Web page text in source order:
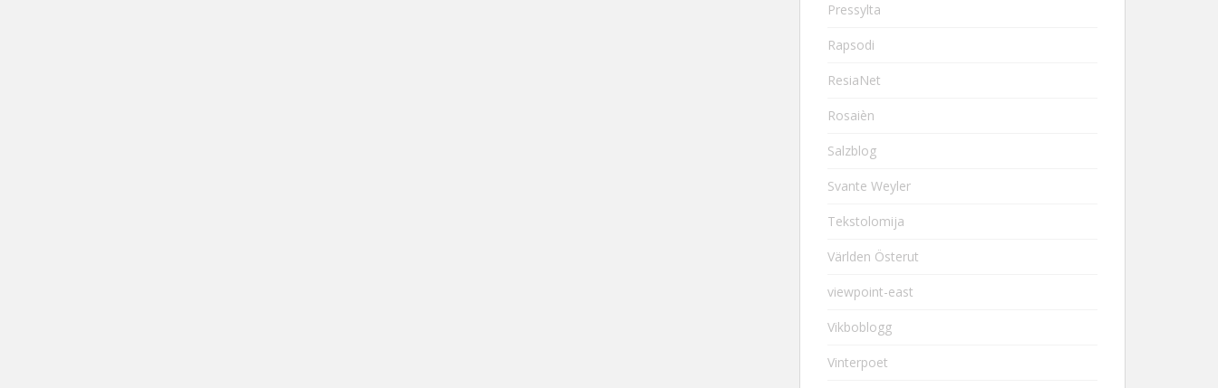
Pressylta
Rapsodi
ResiaNet
Rosaièn
Salzblog
Svante Weyler
Tekstolomija
Världen Österut
viewpoint-east
Vikboblogg
Vinterpoet